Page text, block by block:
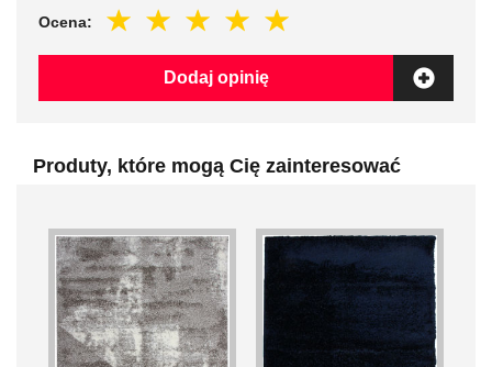
Ocena:
Dodaj opinię
Produty, które mogą Cię zainteresować